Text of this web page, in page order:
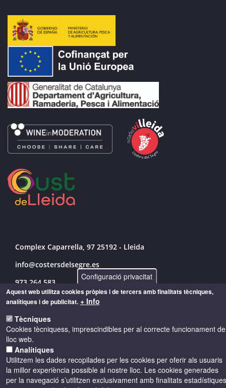
Complex Caparrella, 97 25192 - Lleida
info@costersdelsegre.es
973 264 583
© Copyright 2026 - Drets reservats
Accessibilitat
Política de privacitat
Configuració privacitat
Aquest web utilitza cookies pròpies i de tercers amb finalitats tècniques,
analítiques i de publicitat. + Info
Tècniques
Cookies tècniquess, imprescindibles per al correcte funcionament
lloc web.
Analítiques
Utilitzem les dades recopilades per les cookies per oferir als usuaris
la millor experiència possible al nostre lloc. Les cookies generades
per la navegació s’utilitzen exclusivament amb finalitats estadístiques